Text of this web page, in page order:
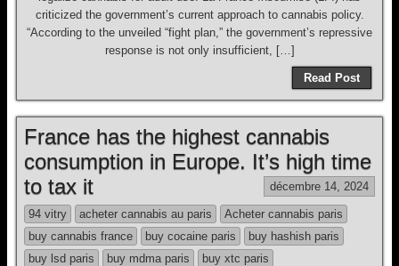
criticized the government’s current approach to cannabis policy.
“According to the unveiled “fight plan,” the government’s repressive
response is not only insufficient, […]
Read Post
France has the highest cannabis
consumption in Europe. It’s high time
to tax it
décembre 14, 2024
94 vitry acheter cannabis au paris
Acheter cannabis paris
buy cannabis france
buy cocaine paris
buy hashish paris
buy lsd paris
buy mdma paris
buy xtc paris